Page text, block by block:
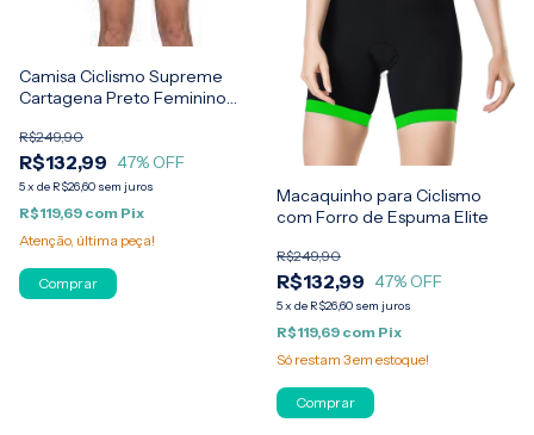
Camisa Ciclismo Supreme
Cartagena Preto Feminino
R$132,99
R$249,90
47% OFF
5x de R$26,60 sem juros
R$119,69 com Pix
Atenção, última peça!
Comprar
Macaquinho para Ciclismo
com Forro de Espuma Elite
R$132,99
R$249,90
47% OFF
5x de R$26,60 sem juros
R$119,69 com Pix
Só restam 3em estoque!
Comprar